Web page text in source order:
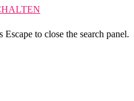
Escape to close the search panel.